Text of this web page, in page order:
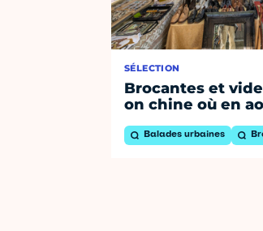
SÉLECTION
Brocantes et
on chine où en
Balades urbaines